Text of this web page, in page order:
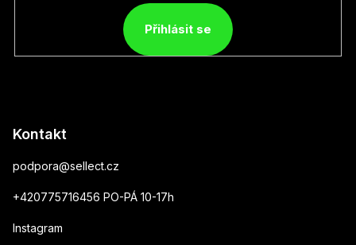
Přihlásit se
Kontakt
podpora@sellect.cz
+420775716456 PO-PÁ 10-17h
Instagram